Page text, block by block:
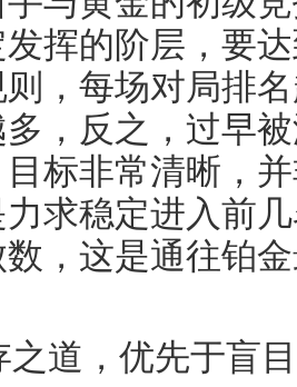
挥的阶层，要
，每场对局排
，反之，过早
标非常清晰，
求稳定进入前
，这是通往铂
之道，优先于盲